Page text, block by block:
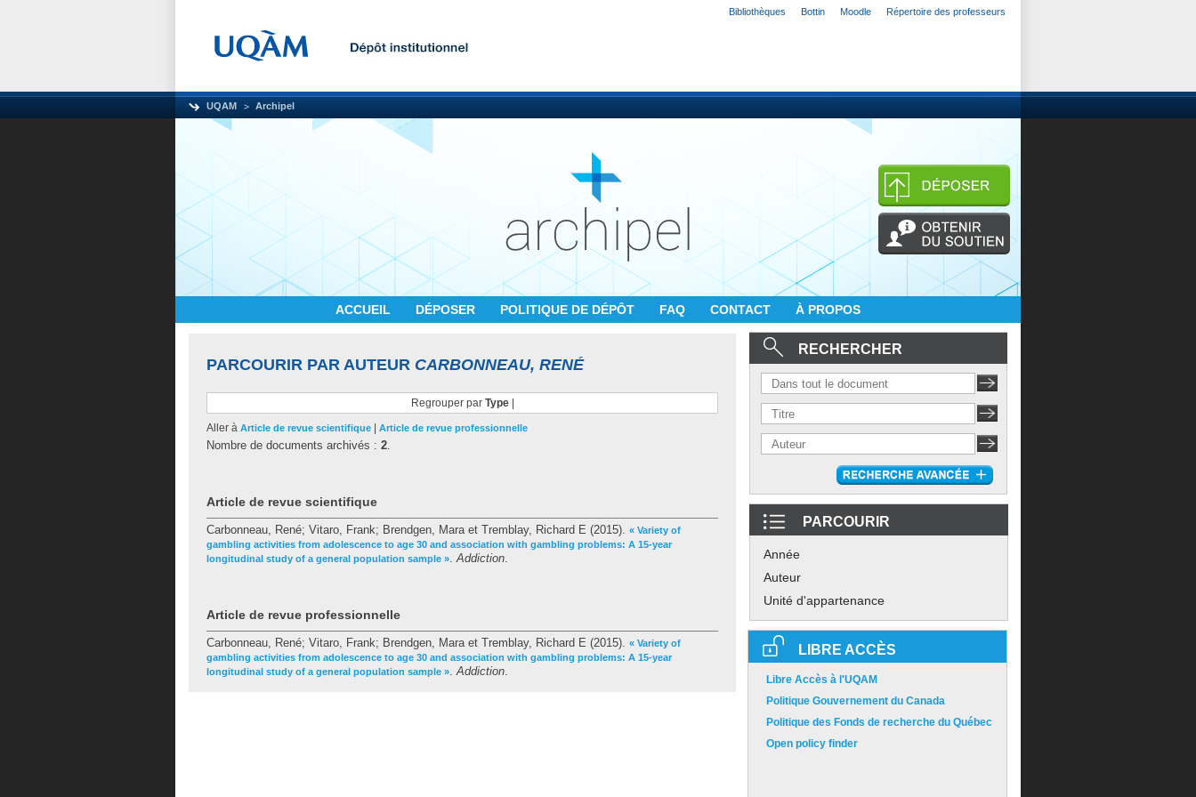
Bibliothèques Bottin Moodle Répertoire des professeurs
UQAM Archipel
ACCUEIL DÉPOSER POLITIQUE DE DÉPÔT FAQ CONTACT À PROPOS
PARCOURIR PAR AUTEUR CARBONNEAU, RENÉ
Regrouper par Type|
Aller à Article de revue scientifique Article de revue professionnelle
Nombre de documents archivés : 2.
Article de revue scientifique
Carbonneau, René; Vitaro, Frank; Brendgen, Maraet Tremblay, Richard E (2015). « Variety of
gambling activities from adolescence to age 30 and association with gambling problems: A 15-year
longitudinal study of a general population sample ».Addiction.
Article de revue professionnelle
Carbonneau, René; Vitaro, Frank; Brendgen, Maraet Tremblay, Richard E (2015). « Variety of
gambling activities from adolescence to age 30 and association with gambling problems: A 15-year
longitudinal study of a general population sample ».Addiction.
RECHERCHER
PARCOURIR
Année
Auteur
Unité d'appartenance
LIBRE ACCÈS
Libre Accès à l'UQAM
Politique Gouvernement du Canada
Politique des Fonds de recherche du Québec
Open policy finder